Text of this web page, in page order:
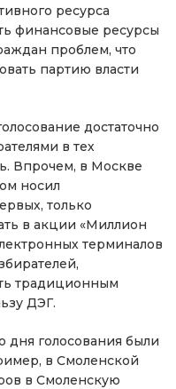
ресурса
финансовые ресурсы
проблем, что
партию власти
достаточно
в тех
Впрочем, в Москве
носил
только
в акции «Миллион
терминалов
традиционным
ДЭГ.
голосования были
в Смоленской
в Смоленскую